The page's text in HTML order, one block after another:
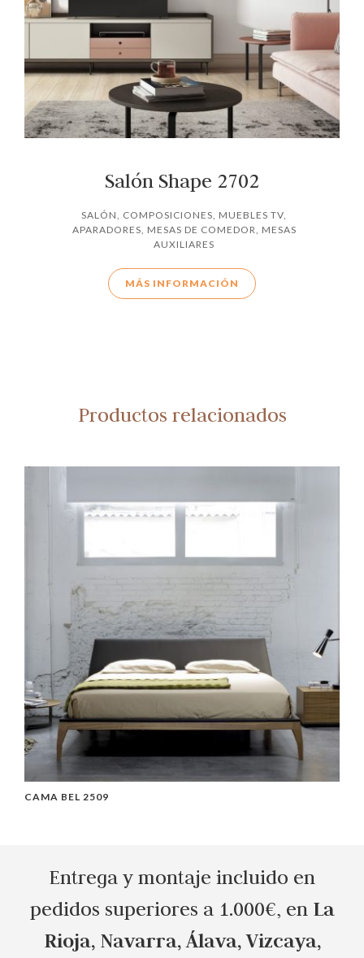
Salón Shape 2702
SALÓN COMPOSICIONES MUEBLES TV
APARADORES MESAS DE COMEDOR
MESAS
AUXILIARES
MÁS INFORMACIÓN
Productos relacionados
CAMA BEL 2509
Entrega y montaje incluido en
pedidos superiores a 1.000€, en La
Rioja, Navarra, Álava, Vizcaya,